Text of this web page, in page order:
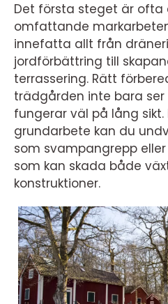
Det första steget är
omfattande
innefatta allt från
jordförbättring till
terrassering. Rätt
trädgården inte bara
fungerar väl på lång
grundarbete kan du
som svampangrepp
som kan skada både
konstruktioner.